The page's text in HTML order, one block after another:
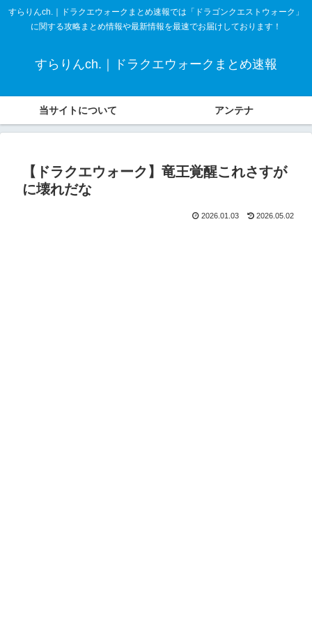
すらりんch.｜ドラクエウォークまとめ速報では「ドラゴンクエストウォーク」
に関する攻略まとめ情報や最新情報を最速でお届けしております！
すらりんch.｜ドラクエウォークまとめ速報
当サイトについて アンテナ
【ドラクエウォーク】竜王覚醒これさすが
に壊れだな
2026.01.03 2026.05.02